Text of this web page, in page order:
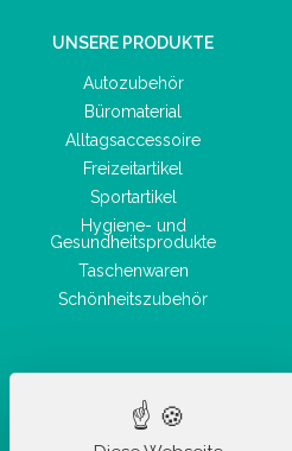
UNSERE PRODUKTE
Autozubehör
Büromaterial
Alltagsaccessoire
Freizeitartikel
Sportartikel
Hygiene- und
Gesundheitsprodukte
Taschenwaren
Schönheitszubehör